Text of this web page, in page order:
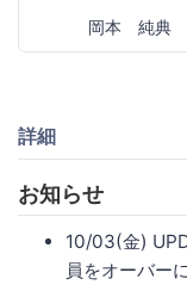
岡本 純典
詳細
お知らせ
10/03(金)
員をオーバー